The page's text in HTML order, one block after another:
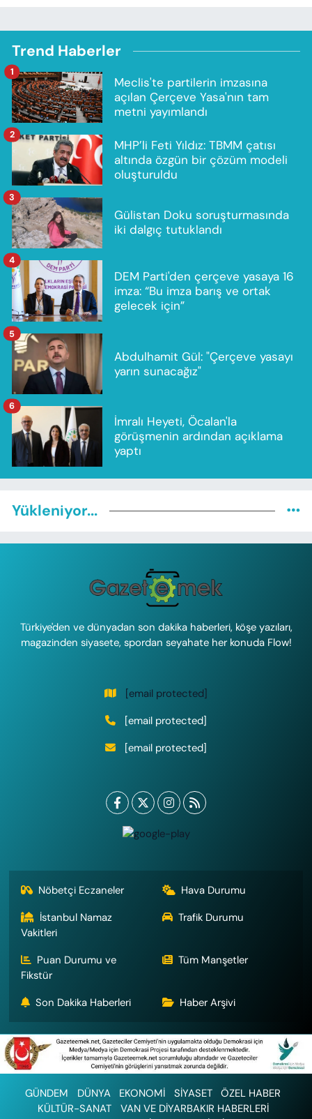
Trend Haberler
Meclis'te partilerin imzasına
açılan Çerçeve Yasa'nın tam
metni yayımlandı
1
MHP’li Feti Yıldız: TBMM çatısı
altında özgün bir çözüm modeli
oluşturuldu
2
Gülistan Doku soruşturmasında
iki dalgıç tutuklandı
3
DEM Parti'den çerçeve yasaya 16
imza: “Bu imza barış ve ortak
gelecek için”
4
Abdulhamit Gül: "Çerçeve yasayı
yarın sunacağız"
5
İmralı Heyeti, Öcalan'la
görüşmenin ardından açıklama
yaptı
6
Yükleniyor...
Türkiye'den ve dünyadan son dakika haberleri, köşe yazıları,
magazinden siyasete, spordan seyahate her konuda Flow!
[email protected]
[email protected]
[email protected]
Nöbetçi Eczaneler
Hava Durumu
İstanbul Namaz
Vakitleri
Trafik Durumu
Puan Durumu ve
Fikstür
Tüm Manşetler
Son Dakika Haberleri Haber Arşivi
GÜNDEM DÜNYA EKONOMİ SİYASET
ÖZEL HABER
KÜLTÜR-SANAT
VAN VE DİYARBAKIR HABERLERİ